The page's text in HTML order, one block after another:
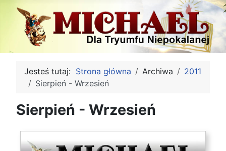
Jesteś tutaj: Strona główna Archiwa
2011
Sierpień - Wrzesień
Sierpień - Wrzesień